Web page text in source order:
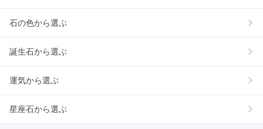
石の色から選ぶ
誕生石から選ぶ
運気から選ぶ
星座石から選ぶ